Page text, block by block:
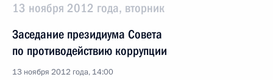
13 ноября 2012 года, вторник
Заседание президиума Совета
по противодействию коррупции
13 ноября 2012 года, 14:00